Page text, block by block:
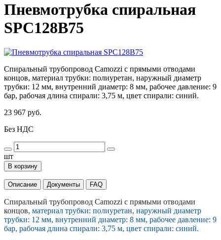
Пневмотрубка спиральная
SPC128B75
Спиральный трубопровод Camozzi с прямыми отводами
концов, материал трубки: полиуретан, наружный диаметр
трубки: 12 мм, внутренний диаметр: 8 мм, рабочее давление: 9
бар, рабочая длина спирали: 3,75 м, цвет спирали: синий.
23 967 руб.
Без НДС
шт
В корзину
Описание Документы FAQ
Спиральный трубопровод Camozzi с прямыми отводами
концов, материал трубки: полиуретан, наружный диаметр
трубки: 12 мм, внутренний диаметр: 8 мм, рабочее давление: 9
бар, рабочая длина спирали: 3,75 м, цвет спирали: синий.